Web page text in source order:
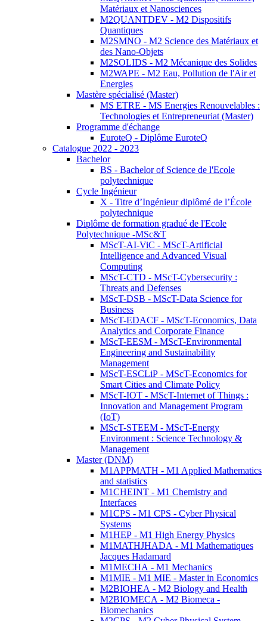
Matériaux et Nanosciences
M2QUANTDEV - M2 Dispositifs
Quantiques
M2SMNO - M2 Science des Matériaux et
des Nano-Objets
M2SOLIDS - M2 Mécanique des Solides
M2WAPE - M2 Eau, Pollution de l'Air et
Energies
Mastère spécialisé (Master)
MS ETRE - MS Energies Renouvelables :
Technologies et Entrepreneuriat (Master)
Programme d'échange
EuroteQ - Diplôme EuroteQ
Catalogue 2022 - 2023
Bachelor
BS - Bachelor of Science de l'Ecole
polytechnique
Cycle Ingénieur
X - Titre d’Ingénieur diplômé de l’École
polytechnique
Diplôme de formation gradué de l'Ecole
Polytechnique -MSc&T
MScT-AI-ViC - MScT-Artificial
Intelligence and Advanced Visual
Computing
MScT-CTD - MScT-Cybersecurity :
Threats and Defenses
MScT-DSB - MScT-Data Science for
Business
MScT-EDACF - MScT-Economics, Data
Analytics and Corporate Finance
MScT-EESM - MScT-Environmental
Engineering and Sustainability
Management
MScT-ESCLiP - MScT-Economics for
Smart Cities and Climate Policy
MScT-IOT - MScT-Internet of Things :
Innovation and Management Program
(IoT)
MScT-STEEM - MScT-Energy
Environment : Science Technology &
Management
Master (DNM)
M1APPMATH - M1 Applied Mathematics
and statistics
M1CHEINT - M1 Chemistry and
Interfaces
M1CPS - M1 CPS - Cyber Physical
Systems
M1HEP - M1 High Energy Physics
M1MATHJHADA - M1 Mathematiques
Jacques Hadamard
M1MECHA - M1 Mechanics
M1MIE - M1 MIE - Master in Economics
M2BIOHEA - M2 Biology and Health
M2BIOMECA - M2 Biomeca -
Biomechanics